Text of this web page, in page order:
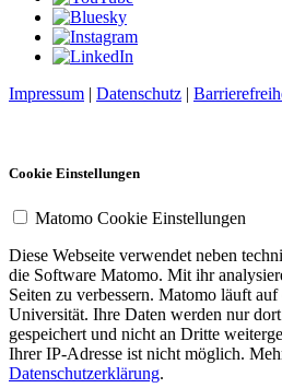
Impressum | Datenschutz |
Cookie Einstellungen
Matomo Cookie Einstellungen
Diese Webseite verwendet neben
die Software Matomo. Mit ihr
Seiten zu verbessern. Matomo läuft
Universität. Ihre Daten werden nur
gespeichert und nicht an Dritte
Ihrer IP-Adresse ist nicht möglich.
Datenschutzerklärung.